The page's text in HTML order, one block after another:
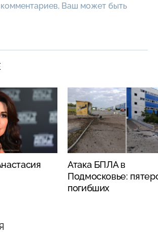
комментариев, Ваш может быть
Атака БПЛА в
Подмосковье:
погибших